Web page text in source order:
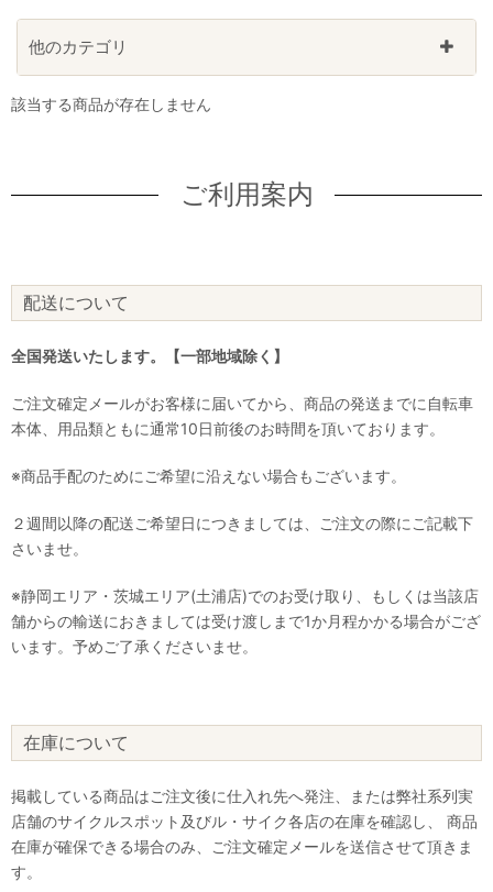
該当する商品が存在しません
他のカテゴリ
ご利用案内
配送について
全国発送いたします。【一部地域除く】
ご注文確定メールがお客様に届いてから、商品の発送までに自転車
本体、用品類ともに通常10日前後のお時間を頂いております。
※商品手配のためにご希望に沿えない場合もございます。
２週間以降の配送ご希望日につきましては、ご注文の際にご記載下
さいませ。
※静岡エリア・茨城エリア(土浦店)でのお受け取り、もしくは当該店
舗からの輸送におきましては受け渡しまで1か月程かかる場合がござ
います。予めご了承くださいませ。
在庫について
掲載している商品はご注文後に仕入れ先へ発注、または弊社系列実
店舗のサイクルスポット及びル・サイク各店の在庫を確認し、 商品
在庫が確保できる場合のみ、ご注文確定メールを送信させて頂きま
す。